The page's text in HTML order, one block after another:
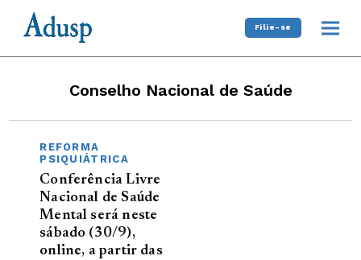
Filie-se
Conselho Nacional de Saúde
REFORMA
PSIQUIÁTRICA
Conferência Livre
Nacional de Saúde
Mental será neste
sábado (30/9),
online, a partir das